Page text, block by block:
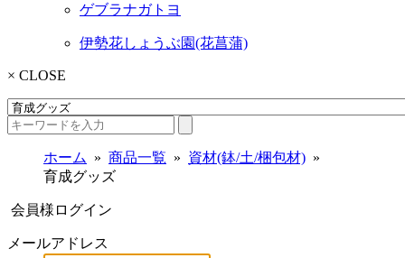
ゲブラナガトヨ
伊勢花しょうぶ園(花菖蒲)
× CLOSE
ホーム 商品一覧
資材(鉢/土/梱包材)
育成グッズ
会員様ログイン
メールアドレス